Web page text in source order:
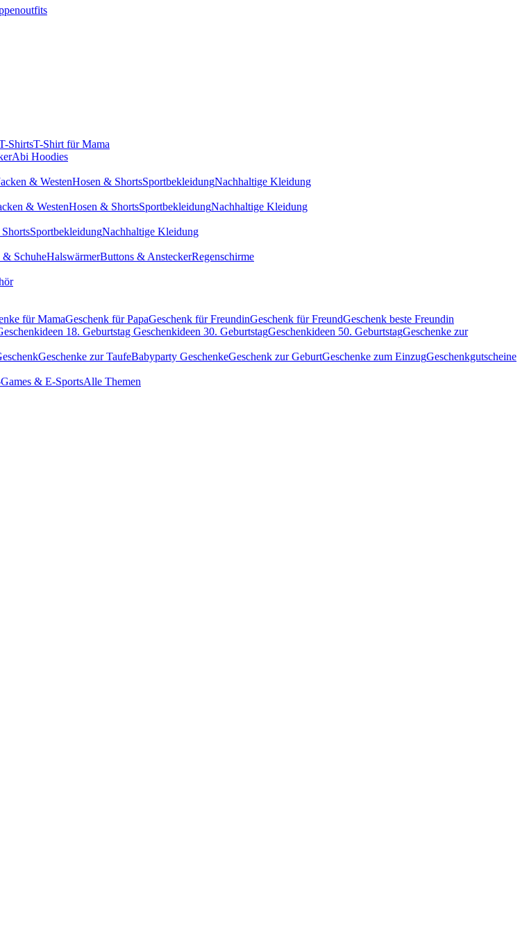
ShirtsT-Shirt für Mama
Abi Hoodies
& WestenHosen & ShortsSportbekleidungNachhaltige Kleidung
& WestenHosen & ShortsSportbekleidungNachhaltige Kleidung
SportbekleidungNachhaltige Kleidung
& SchuheHalswärmerButtons & AnsteckerRegenschirme
für MamaGeschenk für PapaGeschenk für FreundinGeschenk für FreundGeschenk beste Freundin
18. Geburtstag Geschenkideen 30. GeburtstagGeschenkideen 50. GeburtstagGeschenke zur
Geschenke zur TaufeBabyparty GeschenkeGeschenk zur GeburtGeschenke zum EinzugGeschenkgutscheine
& E-SportsAlle Themen